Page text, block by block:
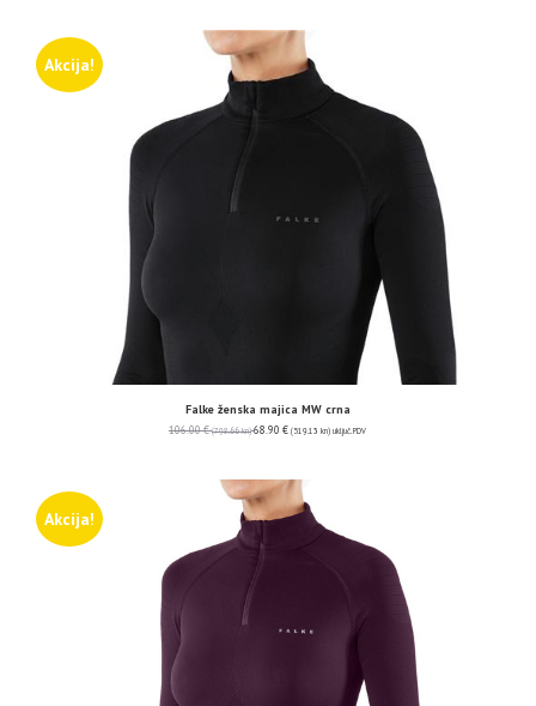
Akcija!
Falke ženska majica MW crna
106.00€ (798.66 kn) 68.90 € (519.13 kn) uključ. PDV
Akcija!